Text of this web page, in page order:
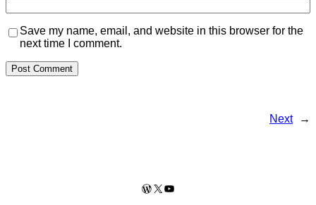
Save my name, email, and website in this browser for the
next time I comment.
Next →
WordPress
X YouTube